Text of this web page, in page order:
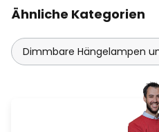
Ähnliche Kategorien
Dimmbare Hängelampen